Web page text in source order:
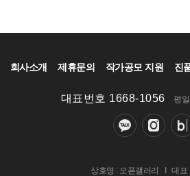
회사소개 제휴문의 작가공모 지원 진
대표번호 1668-1056 평일
상호명 : 오픈갤러리
대표